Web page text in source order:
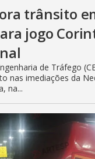
trânsito
jogo
de Tráfego
nas imediações da
na...